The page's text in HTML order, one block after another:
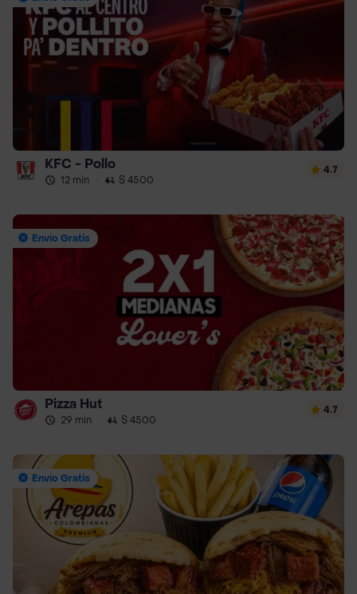
KFC - Pollo
12 min · $ 4500
4.7
Envío Gratis
Pizza Hut
29 min · $ 4500
4.7
Envío Gratis